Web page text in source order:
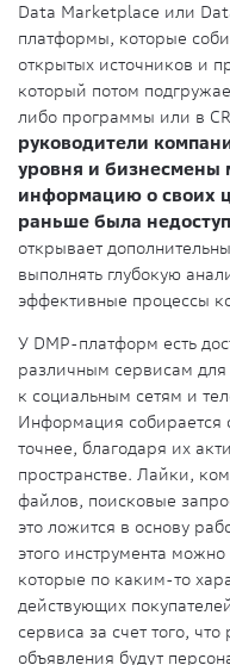
Data Marketplace или
платформы, которые
открытых источников и
который потом
либо программы или в
руководители
уровня и бизнесмены
информацию о своих
раньше была
открывает
выполнять глубокую
эффективные процессы
У DMP-платформ есть
различным сервисам
к социальным сетям и
Информация собирается
точнее, благодаря их
пространстве. Лайки,
файлов, поисковые
это ложится в основу
этого инструмента
которые по каким-то
действующих
сервиса за счет того,
объявления будут